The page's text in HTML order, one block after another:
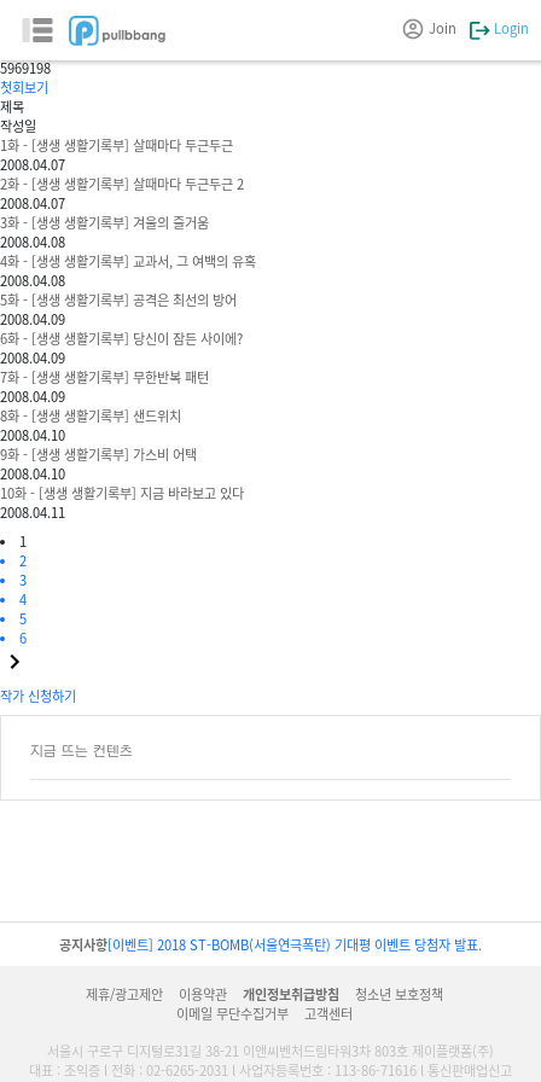
Join Login
시공코믹
5969198
첫회보기
제목
작성일
1화 - [생생 생활기록부] 살때마다 두근두근
2008.04.07
2화 - [생생 생활기록부] 살때마다 두근두근 2
2008.04.07
3화 - [생생 생활기록부] 겨울의 즐거움
2008.04.08
4화 - [생생 생활기록부] 교과서, 그 여백의 유혹
2008.04.08
5화 - [생생 생활기록부] 공격은 최선의 방어
2008.04.09
6화 - [생생 생활기록부] 당신이 잠든 사이에?
2008.04.09
7화 - [생생 생활기록부] 무한반복 패턴
2008.04.09
8화 - [생생 생활기록부] 샌드위치
2008.04.10
9화 - [생생 생활기록부] 가스비 어택
2008.04.10
10화 - [생생 생활기록부] 지금 바라보고 있다
2008.04.11
1
2
3
4
5
6
작가 신청하기
지금 뜨는 컨텐츠
공지사항[이벤트] 2018 ST-BOMB(서울연극폭탄) 기대평 이벤트 당첨자 발표.
제휴/광고제안 이용약관 개인정보취급방침
청소년 보호정책
이메일 무단수집거부
고객센터
서울시 구로구 디지털로31길 38-21 이앤씨벤처드림타워3차 803호 제이플랫폼(주)
대표 : 조익증 l 전화 : 02-6265-2031 l 사업자등록번호 : 113-86-71616 l 통신판매업신고